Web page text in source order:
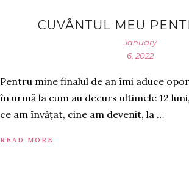
CUVÂNTUL MEU
January
6, 2022
Pentru mine finalul de an îmi aduce
în urmă la cum au decurs ultimele 12
ce am învățat, cine am devenit, la …
READ MORE